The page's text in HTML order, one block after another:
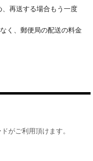
再送する場合もう一度
く、郵便局の配送の料金
がご利用頂けます。